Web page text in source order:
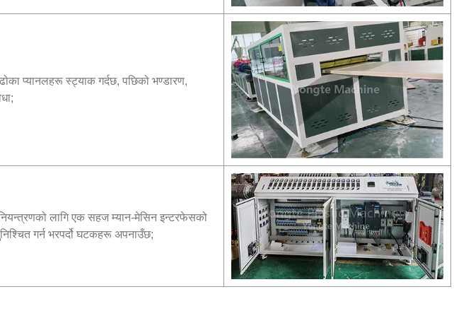
प्यानलहरू स्ट्याक गर्दछ, पछिको भण्डारण,
लागि एक सहज म्यान-मेसिन इन्टरफेसको
गर्न भरपर्दो घटकहरू अपनाउँछ;